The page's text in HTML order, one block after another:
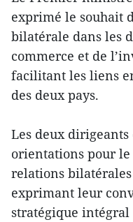
exprimé le souhait
bilatérale dans les
commerce et de
facilitant les liens
des deux pays.
Les deux
orientations pour
relations
exprimant leur
stratégique